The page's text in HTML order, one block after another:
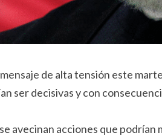
de alta tensión este
ser decisivas y con
avecinan acciones que podrían